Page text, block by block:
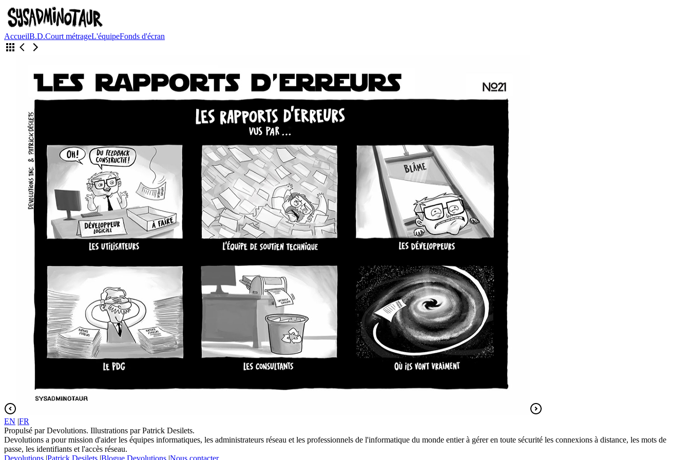
AccueilB.D.Court métrageL'équipeFonds d'écran
EN |FR
Propulsé par Devolutions. Illustrations par Patrick Desilets.
Devolutions a pour mission d'aider les équipes informatiques, les administrateurs réseau et les professionnels de l'informatique du monde entier à gérer en toute sécurité les connexions à distance, les mots de
passe, les identifiants et l'accès réseau.
Devolutions |Patrick Desilets |Blogue Devolutions |Nous contacter